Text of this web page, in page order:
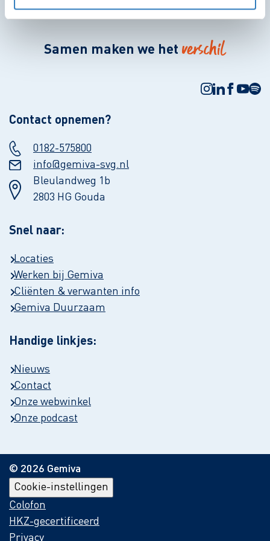
Samen maken we het verschil
Contact opnemen?
0182-575800
info@gemiva-svg.nl
Bleulandweg 1b
2803 HG Gouda
Snel naar:
Locaties
Werken bij Gemiva
Cliënten & verwanten info
Gemiva Duurzaam
Handige linkjes:
Nieuws
Contact
Onze webwinkel
Onze podcast
© 2026 Gemiva
Cookie-instellingen
Colofon
HKZ-gecertificeerd
Privacy